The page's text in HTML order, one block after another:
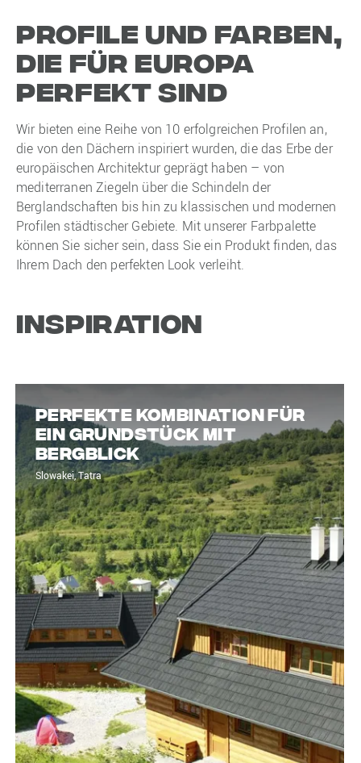
Profile und Farben,
die für Europa
perfekt sind
Wir bieten eine Reihe von 10 erfolgreichen Profilen an,
die von den Dächern inspiriert wurden, die das Erbe der
europäischen Architektur geprägt haben – von
mediterranen Ziegeln über die Schindeln der
Berglandschaften bis hin zu klassischen und modernen
Profilen städtischer Gebiete. Mit unserer Farbpalette
können Sie sicher sein, dass Sie ein Produkt finden, das
Ihrem Dach den perfekten Look verleiht.
Inspiration
Perfekte Kombination für
ein Grundstück mit
Bergblick
Slowakei, Tatra